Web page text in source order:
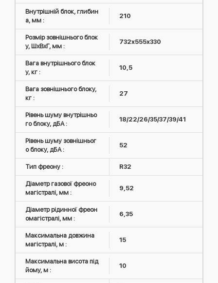
Внутрішній блок, глибин
а, мм :
210
Розмір зовнішнього блок
у, ШxВxГ, мм :
732x555x330
Вага внутрішнього блок
у, кг :
10,5
Вага зовнішнього блоку,
кг :
27
Рівень шуму внутрішньо
го блоку, дБА :
18/22/26/35/37/39/41
Рівень шуму зовнішньог
о блоку, дБА :
52
Тип фреону : R32
Діаметр газової фреоно
магістралі, мм :
9,52
Діаметр рідинної фреон
омагістралі, мм :
6,35
Максимальна довжина
магістралі, м :
15
Максимальна висота під
йому, м :
10